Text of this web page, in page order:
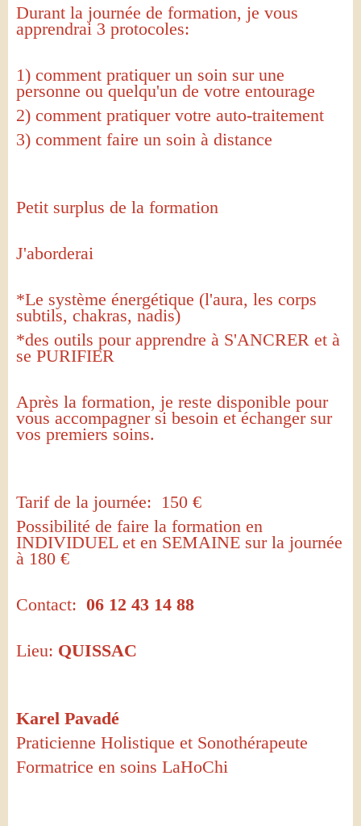
Durant la journée de formation, je vous
apprendrai 3 protocoles:
1) comment pratiquer un soin sur une
personne ou quelqu'un de votre entourage
2) comment pratiquer votre auto-traitement
3) comment faire un soin à distance
Petit surplus de la formation
J'aborderai
*Le système énergétique (l'aura, les corps
subtils, chakras, nadis)
*des outils pour apprendre à S'ANCRER et à
se PURIFIER
Après la formation, je reste disponible pour
vous accompagner si besoin et échanger sur
vos premiers soins.
Tarif de la journée: 150 €
Possibilité de faire la formation en
INDIVIDUEL et en SEMAINE sur la journée
à 180 €
Contact: 06 12 43 14 88
Lieu: QUISSAC
Karel Pavadé
Praticienne Holistique et Sonothérapeute
Formatrice en soins LaHoChi